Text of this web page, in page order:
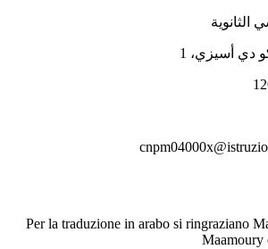
الثانوية
أسيزي، 1
Per la traduzione in arabo si ringraziano
Maamoury